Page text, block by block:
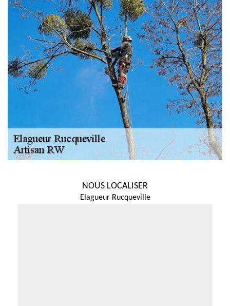
NOUS LOCALISER
Elagueur Rucqueville